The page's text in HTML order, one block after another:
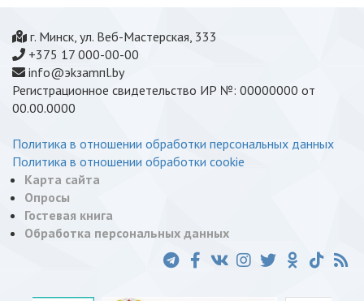
г. Минск, ул. Веб-Мастерская, 333
+375 17 000-00-00
info@эkзamпl.by
Регистрационное свидетельство ИР №: 00000000 от
00.00.0000
Политика в отношении обработки персональных данных
Политика в отношении обработки cookie
Карта сайта
Опросы
Гостевая книга
Обработка персональных данных